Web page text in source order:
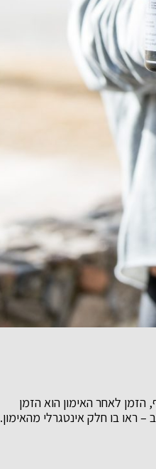
הזמן לאחר האימון הוא הזמן
ראו בו חלק אינטגרלי מהאימון.